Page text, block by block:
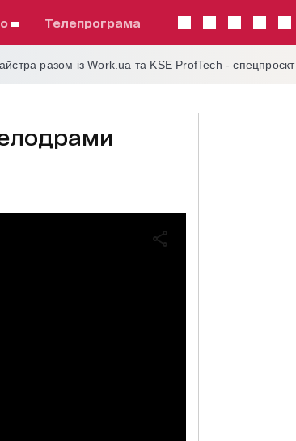
телепрограма
разом із Work.ua та KSE ProfTech - спецпроєкт